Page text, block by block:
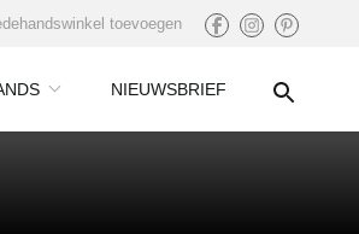
toevoegen
NIEUWSBRIEF